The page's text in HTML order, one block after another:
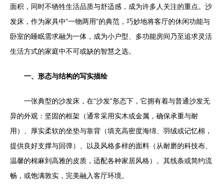
面积，同时不牺牲生活品质与舒适感，成为许多人关注的重点。沙
发床，作为家具中“一物两用”的典范，巧妙地将客厅的休闲功能与
卧室的睡眠需求融为一体，成为小户型、多功能房间乃至追求灵活
生活方式的家庭中不可或缺的智慧之选。
一、形态与结构的写实描绘
一张典型的沙发床，在“沙发”形态下，它拥有着与普通沙发无
异的外观：坚固的框架（通常采用实木或金属，确保承重与耐
用）、厚实柔软的坐垫与靠背（填充高密度海绵、羽绒或记忆棉，
提供良好支撑与回弹）、以及风格多样的面料（从耐磨的科技布、
温馨的棉麻到高雅的皮质，适配各种家居风格）。其线条或简约流
畅，或饱满敦实，完美融入客厅环境。